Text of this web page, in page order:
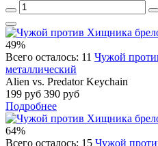
49%
Всего осталось: 11 Чужой
металлический
Alien vs. Predator Keychain
199 руб 390 руб
Подробнее
64%
Всего осталось: 15 Чужой